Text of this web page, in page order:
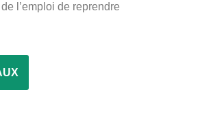
l’emploi de reprendre